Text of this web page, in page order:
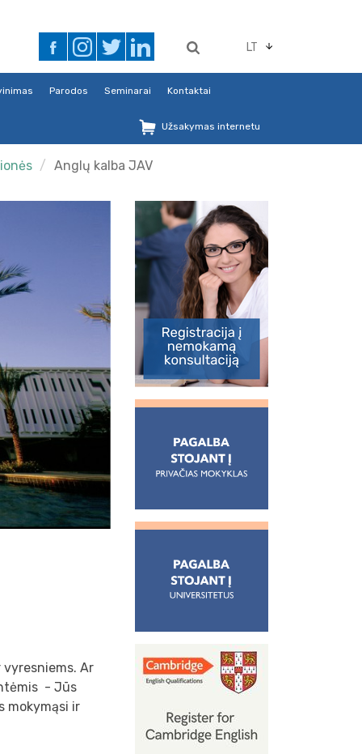
LT
Parodos Seminarai Kontaktai
Užsakymas internetu
Anglų kalba JAV
Ar
- Jūs
mokymąsi ir